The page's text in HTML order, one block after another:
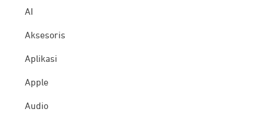
AI
Aksesoris
Aplikasi
Apple
Audio